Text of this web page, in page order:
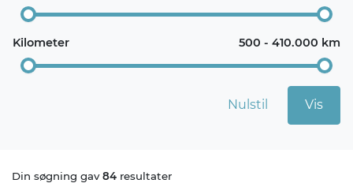
Kilometer 500 - 410.000 km
Nulstil Vis
Din søgning gav84 resultater